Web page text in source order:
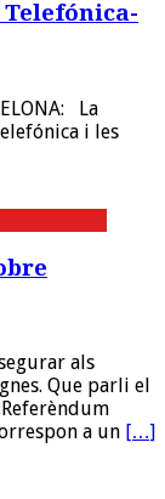
Telefónica-
La
i les
als
Que parli el
a un […]